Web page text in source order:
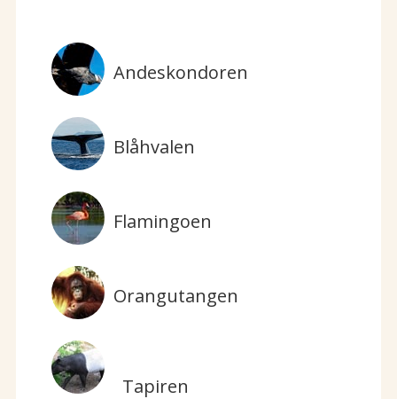
Andeskondoren
Blåhvalen
Flamingoen
Orangutangen
Tapiren